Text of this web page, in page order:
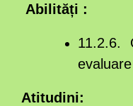
Abilități :
11.2.6.
Atitudini: